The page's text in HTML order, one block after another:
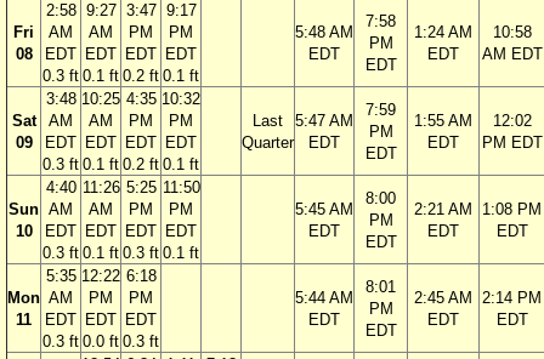
Fri
08
2:58
AM
EDT
0.3 ft
9:27
AM
EDT
0.1 ft
3:47
PM
EDT
0.2 ft
9:17
PM
EDT
0.1 ft
5:48 AM
EDT
7:58
PM
EDT
1:24 AM
EDT
10:58
AM EDT
Sat
09
3:48
AM
EDT
0.3 ft
10:25
AM
EDT
0.1 ft
4:35
PM
EDT
0.2 ft
10:32
PM
EDT
0.1 ft
Last
Quarter
5:47 AM
EDT
7:59
PM
EDT
1:55 AM
EDT
12:02
PM EDT
Sun
10
4:40
AM
EDT
0.3 ft
11:26
AM
EDT
0.1 ft
5:25
PM
EDT
0.3 ft
11:50
PM
EDT
0.1 ft
5:45 AM
EDT
8:00
PM
EDT
2:21 AM
EDT
1:08 PM
EDT
Mon
11
5:35
AM
EDT
0.3 ft
12:22
PM
EDT
0.0 ft
6:18
PM
EDT
0.3 ft
5:44 AM
EDT
8:01
PM
EDT
2:45 AM
EDT
2:14 PM
EDT